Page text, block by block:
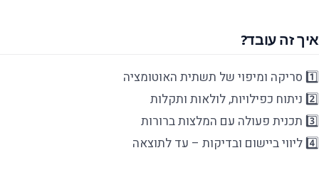
איך זה עובד?
1️⃣ סריקה ומיפוי של תשתית האוטומציה
2️⃣ ניתוח כפילויות, לולאות ותקלות
3️⃣ תכנית פעולה עם המלצות ברורות
4️⃣ ליווי ביישום ובדיקות – עד לתוצאה